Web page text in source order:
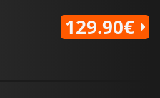
129.90€